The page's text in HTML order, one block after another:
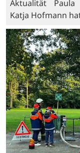
Aktualität Paula
Katja Hofmann